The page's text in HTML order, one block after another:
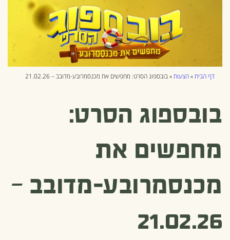
דף הבית»הצעות»בובספוג הסרט: מחפשים את מכנסמרובע-מדובב – 21.02.26
בובספוג הסרט:
מחפשים את
מכנסמרובע-מדובב –
21.02.26